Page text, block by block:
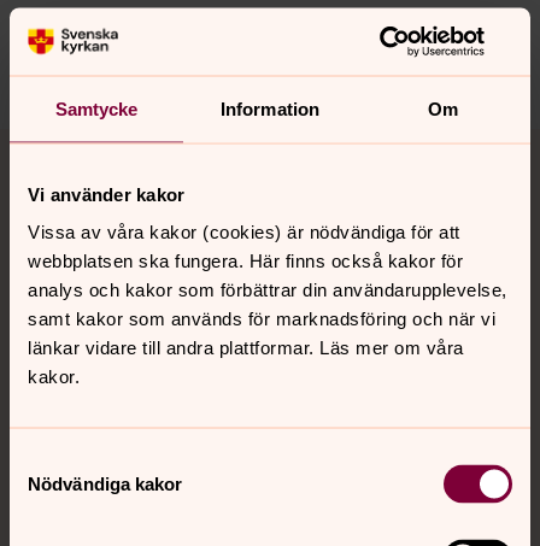
Samtycke Information Om
Vi använder kakor
Vissa av våra kakor (cookies) är nödvändiga för att
webbplatsen ska fungera. Här finns också kakor för
analys och kakor som förbättrar din användarupplevelse,
samt kakor som används för marknadsföring och när vi
länkar vidare till andra plattformar. Läs mer om våra
kakor.
Nödvändiga kakor
falkenbergs.pastorat@svenskakyrkan.se
Dela
Tillbaka till toppen
Tillbaka till innehållet
Kontakt
Kalender